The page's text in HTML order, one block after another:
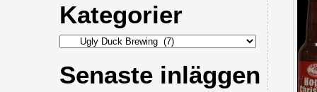
Kategorier
Kategorier
Senaste inläggen